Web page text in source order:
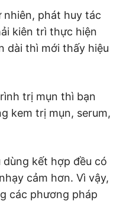
nhiên, phát huy tác
kiên trì thực hiện
dài thì mới thấy hiệu
trị mụn thì bạn
kem trị mụn, serum,
dùng kết hợp đều có
cảm hơn. Vì vậy,
các phương pháp